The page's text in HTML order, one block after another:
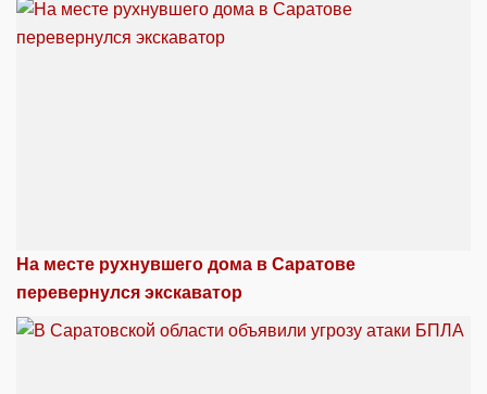
На месте рухнувшего дома в Саратове
перевернулся экскаватор